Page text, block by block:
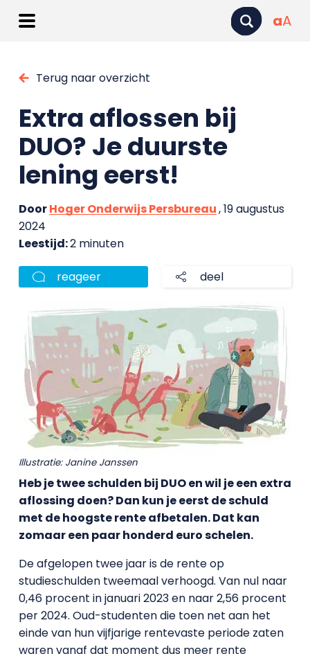
aA
Terug naar overzicht
Extra aflossen bij
DUO? Je duurste
lening eerst!
DoorHoger Onderwijs Persbureau, 19 augustus
2024
Leestijd:2 minuten
reageer deel
Illustratie: Janine Janssen
Heb je twee schulden bij DUO en wil je een extra
aflossing doen? Dan kun je eerst de schuld
met de hoogste rente afbetalen. Dat kan
zomaar een paar honderd euro schelen.
De afgelopen twee jaar is de rente op
studieschulden tweemaal verhoogd. Van nul naar
0,46 procent in januari 2023 en naar 2,56 procent
per 2024. Oud-studenten die toen net aan het
einde van hun vijfjarige rentevaste periode zaten
waren vanaf dat moment dus meer rente